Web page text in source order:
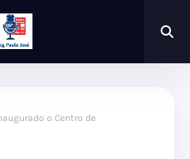
o Centro de